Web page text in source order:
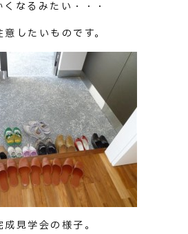
なるみたい・・・
したいものです。
見学会の様子。